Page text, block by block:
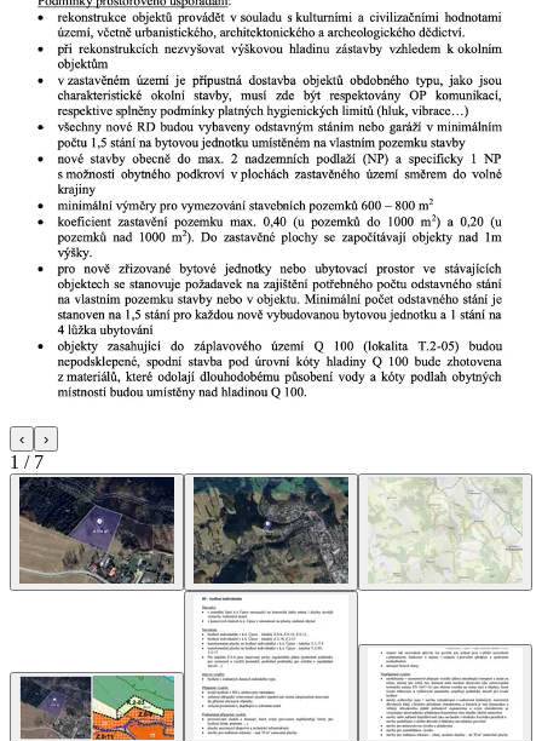
‹ ›
1 / 7